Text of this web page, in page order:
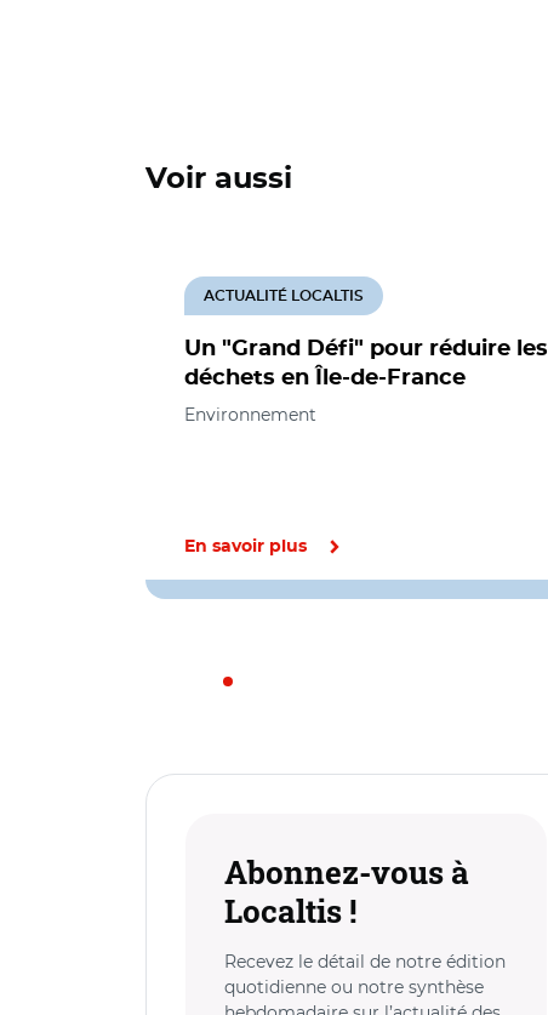
Voir aussi
Un "Grand Défi" pour réduire les
déchets en Île-de-France
ACTUALITÉ LOCALTIS
Environnement
En savoir plus
Abonnez-vous à
Localtis !
Recevez le détail de notre édition
quotidienne ou notre synthèse